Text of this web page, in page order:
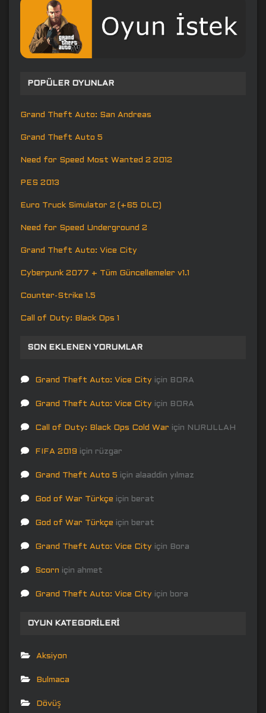
POPÜLER OYUNLAR
Grand Theft Auto: San Andreas
Grand Theft Auto 5
Need for Speed Most Wanted 2 2012
PES 2013
Euro Truck Simulator 2 (+65 DLC)
Need for Speed Underground 2
Grand Theft Auto: Vice City
Cyberpunk 2077 + Tüm Güncellemeler v1.1
Counter-Strike 1.5
Call of Duty: Black Ops 1
SON EKLENEN YORUMLAR
Grand Theft Auto: Vice City için BORA
Grand Theft Auto: Vice City için BORA
Call of Duty: Black Ops Cold War için NURULLAH
FIFA 2019 için rüzgar
Grand Theft Auto 5 için alaaddin yılmaz
God of War Türkçe için berat
God of War Türkçe için berat
Grand Theft Auto: Vice City için Bora
Scorn için ahmet
Grand Theft Auto: Vice City için bora
OYUN KATEGORILERI
Aksiyon
Bulmaca
Dövüş